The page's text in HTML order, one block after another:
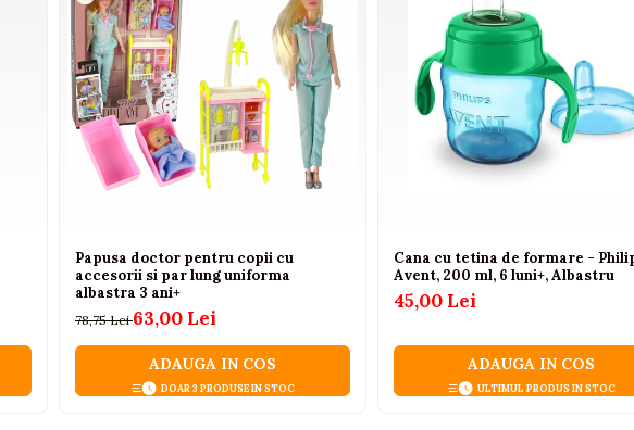
7 cm (H) / 15.5 cm (l)
cm x 15.5 cm
Papusa doctor pentru copii cu
accesorii si par lung uniforma
albastra 3 ani+
78,75 Lei63,00 Lei
ADAUGA IN COS
DOAR 3 PRODUSE IN STOC
Cana cu tetina de formare -
Avent, 200 ml, 6 luni+, Albastru
45,00 Lei
ADAUGA IN COS
ULTIMUL PRODUS IN STOC